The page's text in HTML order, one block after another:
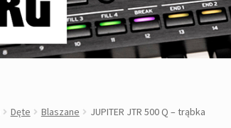
Dęte Blaszane JUPITER JTR 500 Q – trąbka